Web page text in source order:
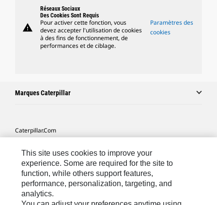
warning
Réseaux Sociaux
Des Cookies Sont Requis
Pour activer cette fonction, vous
devez accepter l'utilisation de cookies
à des fins de fonctionnement, de
performances et de ciblage.
Paramètres des
cookies
Marques Caterpillar
Caterpillar.com
Mes Préférences Marketing
Plan Du Site
Cookie Settings
This site uses cookies to improve your
experience. Some are required for the site to
function, while others support features,
performance, personalization, targeting, and
analytics.